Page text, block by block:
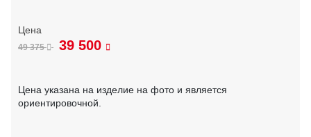
49 375 39 500
Цена указана на изделие на фото и является
ориентировочной.